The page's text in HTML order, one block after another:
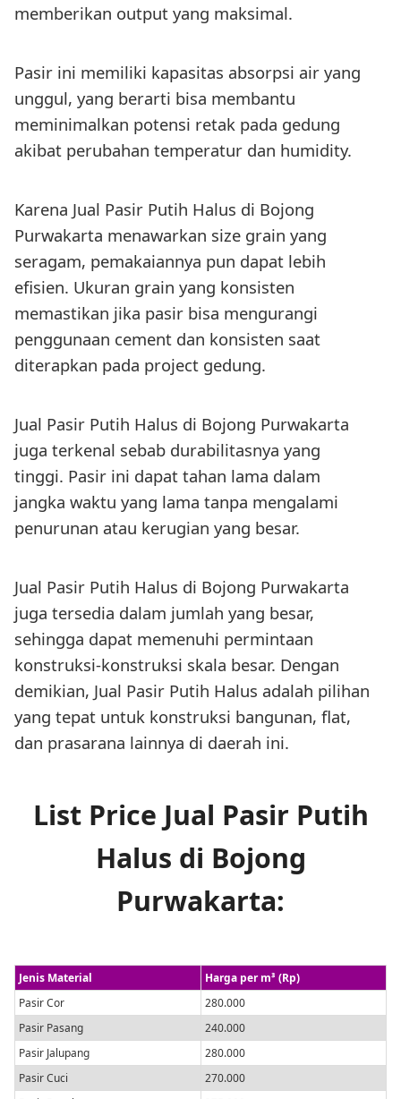
memberikan output yang maksimal.
Pasir ini memiliki kapasitas absorpsi air yang
unggul, yang berarti bisa membantu
meminimalkan potensi retak pada gedung
akibat perubahan temperatur dan humidity.
Karena Jual Pasir Putih Halus di Bojong
Purwakarta menawarkan size grain yang
seragam, pemakaiannya pun dapat lebih
efisien. Ukuran grain yang konsisten
memastikan jika pasir bisa mengurangi
penggunaan cement dan konsisten saat
diterapkan pada project gedung.
Jual Pasir Putih Halus di Bojong Purwakarta
juga terkenal sebab durabilitasnya yang
tinggi. Pasir ini dapat tahan lama dalam
jangka waktu yang lama tanpa mengalami
penurunan atau kerugian yang besar.
Jual Pasir Putih Halus di Bojong Purwakarta
juga tersedia dalam jumlah yang besar,
sehingga dapat memenuhi permintaan
konstruksi-konstruksi skala besar. Dengan
demikian, Jual Pasir Putih Halus adalah pilihan
yang tepat untuk konstruksi bangunan, flat,
dan prasarana lainnya di daerah ini.
List Price Jual Pasir Putih
Halus di Bojong
Purwakarta:
Jenis Material
Harga per m³ (Rp)
Pasir Cor
280.000
Pasir Pasang
240.000
Pasir Jalupang
280.000
Pasir Cuci
270.000